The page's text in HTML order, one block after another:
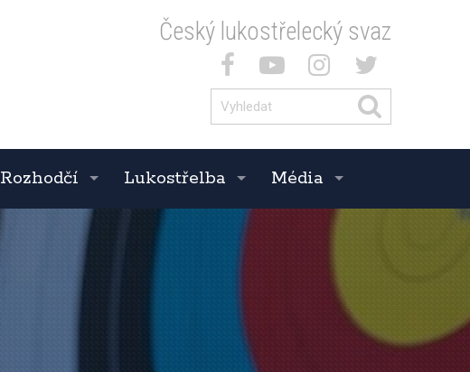
Český lukostřelecký svaz
Rozhodčí Lukostřelba Média